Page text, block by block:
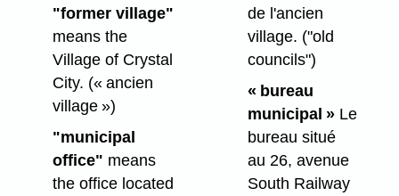
"former village"
means the
Village of Crystal
City. (« ancien
village »)
"municipal
office" means
the office located
de l'ancien
village. ("old
councils")
« bureau
municipal »Le
bureau situé
au 26, avenue
South Railway